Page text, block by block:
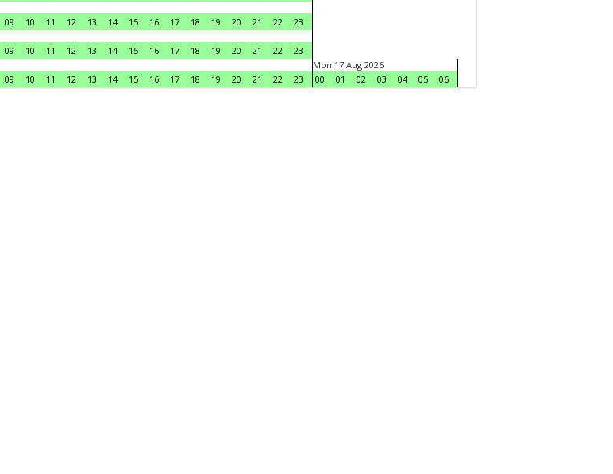
09 10 11 12 13 14 15 16 17 18 19 20 21 22
23
09 10 11 12 13 14 15 16 17 18 19 20 21 22
23
09 10 11 12 13 14 15 16 17 18 19 20 21 22 23
Mon 17 Aug 2026
00
01 02 03 04 05 06